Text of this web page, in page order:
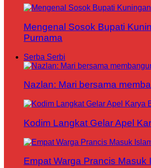
Mengenal Sosok Bupati
Purnama
Serba Serbi
Nazlan: Mari bersama
Kodim Langkat Gelar Apel
Empat Warga Prancis Masuk